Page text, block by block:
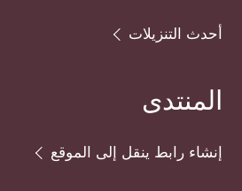
أحدث التنزيلات
المنتدى
إنشاء رابط ينقل إلى الموقع